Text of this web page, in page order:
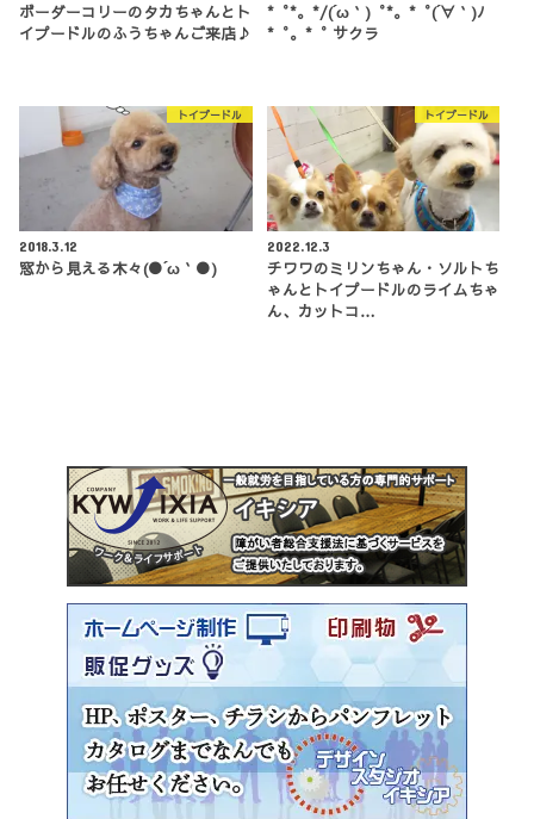
ボーダーコリーのタカちゃんとト
イプードルのふうちゃんご来店♪
*゜*。*/(´ω｀)゜*。*゜(´∀｀)ﾉ
*゜。*゜ サクラ
トイプードル
2018.3.12
窓から見える木々(●´ω｀●)
トイプードル
2022.12.3
チワワのミリンちゃん・ソルトち
ゃんとトイプードルのライムちゃ
ん、カットコ…